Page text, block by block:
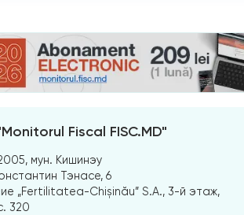
Fiscal FISC.MD"
мун. Кишинэу
Тэнасе, 6
„Fertilitatea-Chișinău” S.A., 3-й этаж,
320